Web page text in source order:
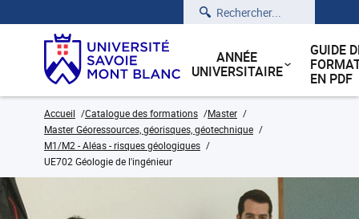
Rechercher
ANNÉE
UNIVERSITAIRE
GUIDE
EN PDF
Accueil Catalogue des formations
Master
Master Géoressources, géorisques, géotechnique
M1/M2 - Aléas - risques géologiques
UE702 Géologie de l'ingénieur